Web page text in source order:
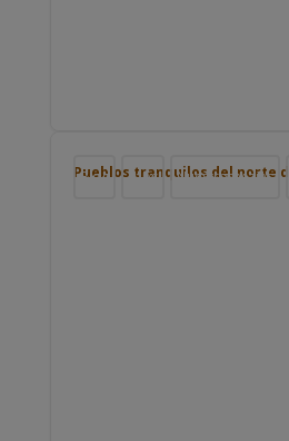
Blog Laos Nuestros viajes
Pueblos tranquilos del norte